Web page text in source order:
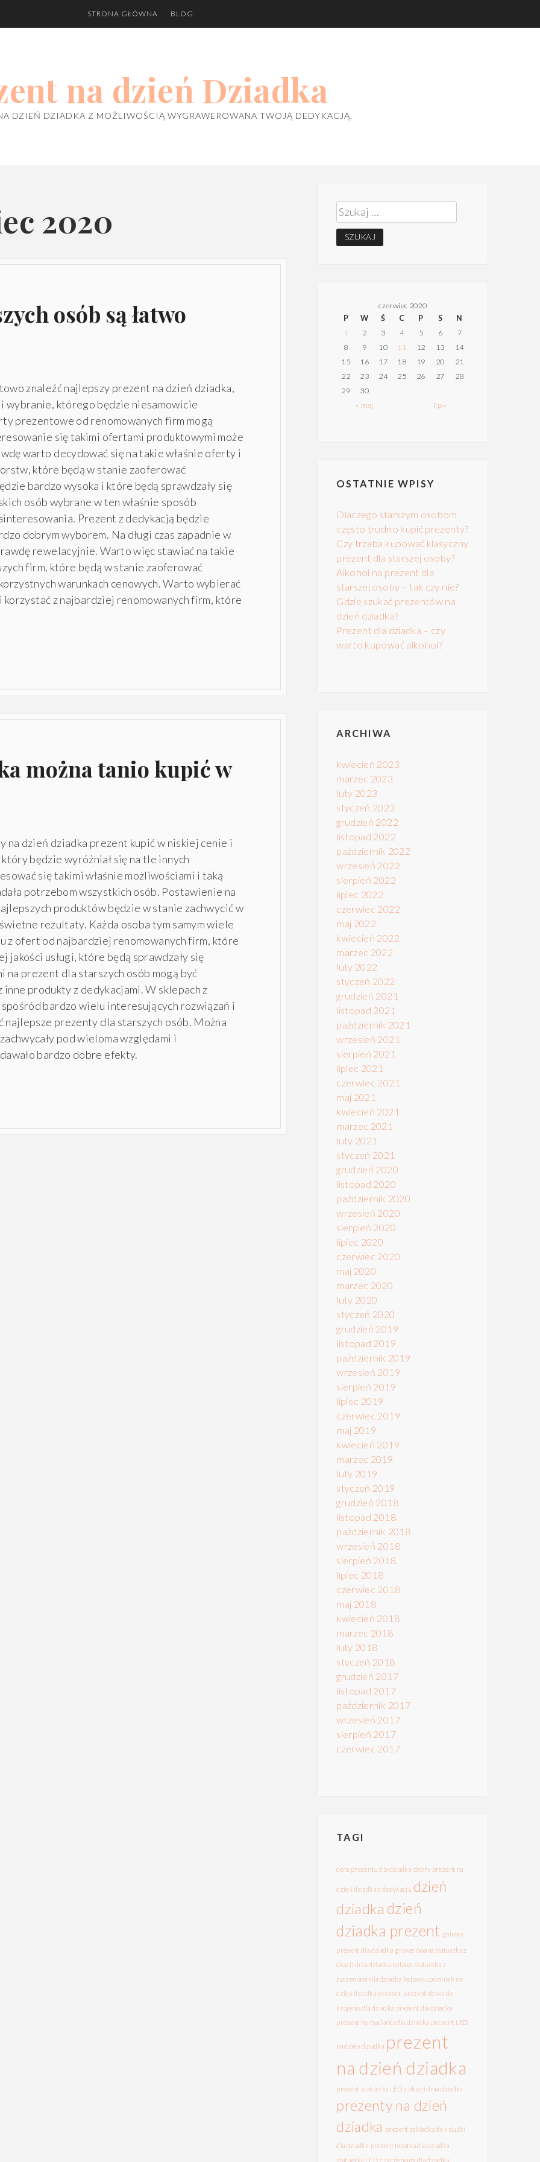
STRONA GŁÓWNA BLOG
na dzień Dziadka
DZIEŃ DZIADKA Z MOŻLIWOŚCIĄ WYGRAWEROWANA TWOJĄ DEDYKACJĄ.
2020
osób są łatwo
znaleźć najlepszy prezent na dzień dziadka,
wybranie, którego będzie niesamowicie
prezentowe od renomowanych firm mogą
się takimi ofertami produktowymi może
warto decydować się na takie właśnie oferty i
które będą w stanie zaoferować
bardzo wysoka i które będą sprawdzały się
osób wybrane w ten właśnie sposób
Prezent z dedykacją będzie
dobrym wyborem. Na długi czas zapadnie w
rewelacyjnie. Warto więc stawiać na takie
firm, które będą w stanie zaoferować
warunkach cenowych. Warto wybierać
z najbardziej renomowanych firm, które
można tanio kupić w
dzień dziadka prezent kupić w niskiej cenie i
będzie wyróżniał się na tle innych
się takimi właśnie możliwościami i taką
potrzebom wszystkich osób. Postawienie na
produktów będzie w stanie zachwycić w
rezultaty. Każda osoba tym samym wiele
z ofert od najbardziej renomowanych firm, które
jakości usługi, które będą sprawdzały się
prezent dla starszych osób mogą być
produkty z dedykacjami. W sklepach z
bardzo wielu interesujących rozwiązań i
najlepsze prezenty dla starszych osób. Można
pod wieloma względami i
bardzo dobre efekty.
Szukaj:
czerwiec 2020
P
W Ś C P S N
« maj lip »
1 2 3 4 5 6
7
8
9 10 11 12 13
14
15
16 17 18 19 20
21
22
23 24 25 26 27
28
29
30
OSTATNIE WPISY
Dlaczego starszym osobom
często trudno kupić prezenty?
Czy trzeba kupować klasyczny
prezent dla starszej osoby?
Alkohol na prezent dla
starszej osoby – tak czy nie?
Gdzie szukać prezentów na
dzień dziadka?
Prezent dla dziadka – czy
warto kupować alkohol?
ARCHIWA
kwiecień 2023
marzec 2023
luty 2023
styczeń 2023
grudzień 2022
listopad 2022
październik 2022
wrzesień 2022
sierpień 2022
lipiec 2022
czerwiec 2022
maj 2022
kwiecień 2022
marzec 2022
luty 2022
styczeń 2022
grudzień 2021
listopad 2021
październik 2021
wrzesień 2021
sierpień 2021
lipiec 2021
czerwiec 2021
maj 2021
kwiecień 2021
marzec 2021
luty 2021
styczeń 2021
grudzień 2020
listopad 2020
październik 2020
wrzesień 2020
sierpień 2020
lipiec 2020
czerwiec 2020
maj 2020
marzec 2020
luty 2020
styczeń 2020
grudzień 2019
listopad 2019
październik 2019
wrzesień 2019
sierpień 2019
lipiec 2019
czerwiec 2019
maj 2019
kwiecień 2019
marzec 2019
luty 2019
styczeń 2019
grudzień 2018
listopad 2018
październik 2018
wrzesień 2018
sierpień 2018
lipiec 2018
czerwiec 2018
maj 2018
kwiecień 2018
marzec 2018
luty 2018
styczeń 2018
grudzień 2017
listopad 2017
październik 2017
wrzesień 2017
sierpień 2017
czerwiec 2017
TAGI
cena prezentu dla dziadka dobry prezent na
dzień dziadka z dedykacją dzień
dziadka dzień
dziadka prezent gotowy
prezent dla dziadka grawerowana statuetka z
okazji dnia dziadka ledowa statuetka z
życzeniami dla dziadka ledowy upominek na
dzień dziadka prezent prezent deska do
krojenia dla dziadka prezent dla dziadka
prezent herbaciarka dla dziadka prezent LED
na dzień dziadka prezent
na dzień dziadka
prezent statuetka LED z okazji dnia dziadka
prezenty na dzień
dziadka prezent zakładka do książki
dla dziadka prezent łopatka dla dziadka
statuetka LED z życzeniami dla dziadka